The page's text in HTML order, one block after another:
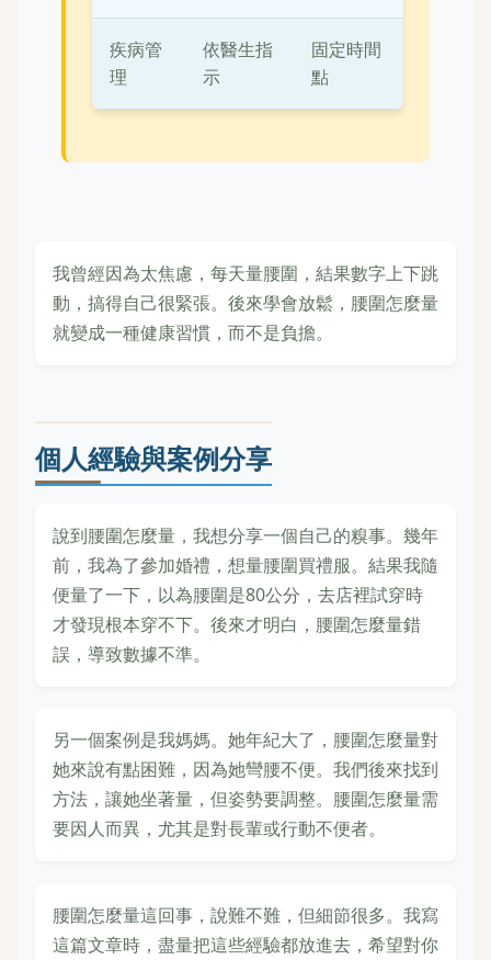
疾病管
理
依醫生指
示
固定時間
點
我曾經因為太焦慮，每天量腰圍，結果數字上下跳
動，搞得自己很緊張。後來學會放鬆，腰圍怎麼量
就變成一種健康習慣，而不是負擔。
個人經驗與案例分享
說到腰圍怎麼量，我想分享一個自己的糗事。幾年
前，我為了參加婚禮，想量腰圍買禮服。結果我隨
便量了一下，以為腰圍是80公分，去店裡試穿時
才發現根本穿不下。後來才明白，腰圍怎麼量錯
誤，導致數據不準。
另一個案例是我媽媽。她年紀大了，腰圍怎麼量對
她來說有點困難，因為她彎腰不便。我們後來找到
方法，讓她坐著量，但姿勢要調整。腰圍怎麼量需
要因人而異，尤其是對長輩或行動不便者。
腰圍怎麼量這回事，說難不難，但細節很多。我寫
這篇文章時，盡量把這些經驗都放進去，希望對你